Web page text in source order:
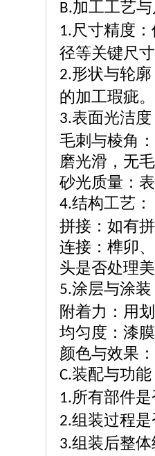
B.加工工艺
1.尺寸精度
径等关键尺
2.形状与轮
的加工瑕疵。
3.表面光洁度
毛刺与棱角
磨光滑，无
砂光质量：
4.结构工艺：
拼接：如有
连接：榫卯
头是否处理
5.涂层与涂
附着力：用
均匀度：漆
颜色与效果
C.装配与功
1.所有部件
2.组装过程
3.组装后整